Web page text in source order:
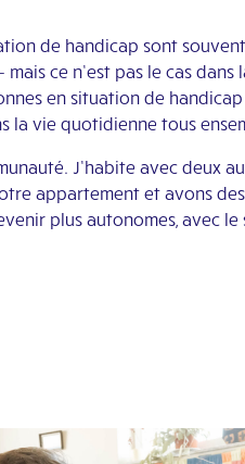
de handicap sont
mais ce n’est pas le cas
en situation de
la vie quotidienne tous
J’habite avec deux
appartement et avons
plus autonomes, avec